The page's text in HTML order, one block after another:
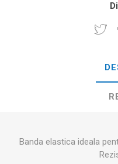
Banda elastica ideala